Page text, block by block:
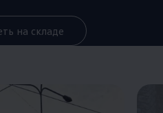
на складе